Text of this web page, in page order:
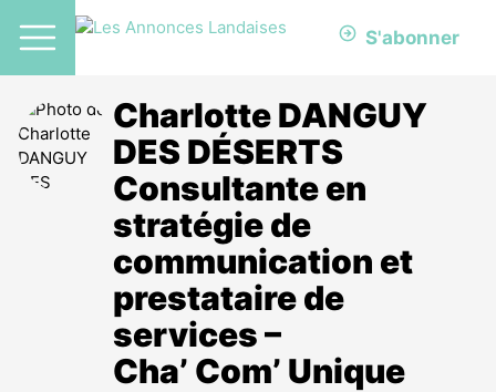
S'abonner
Charlotte DANGUY
DES DÉSERTS
Consultante en
stratégie de
communication et
prestataire de
services –
Cha’ Com’ Unique